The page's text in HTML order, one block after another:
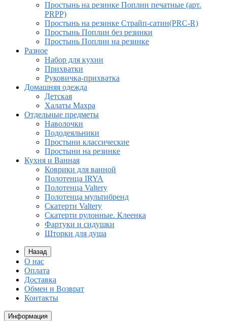
Простынь на резинке Поплин печатные (арт.
PRPP)
Простынь на резинке Страйп-сатин(PRC-R)
Простынь Поплин без резинки
Простынь Поплин на резинке
Разное
Набор для кухни
Прихватки
Руковичка-прихватка
Домашняя одежда
Детская
Халаты Махра
Отдельные предметы
Наволочки
Пододеяльники
Простыни классические
Простыни на резинке
Кухня и Ванная
Коврики для ванной
Полотенца IRYA
Полотенца Valtery
Полотенца мультибренд
Скатерти Valtery
Скатерти рулонные. Клеенка
Фартуки и сидушки
Шторки для душа
Назад
О нас
Оплата
Доставка
Обмен и Возврат
Контакты
Информация